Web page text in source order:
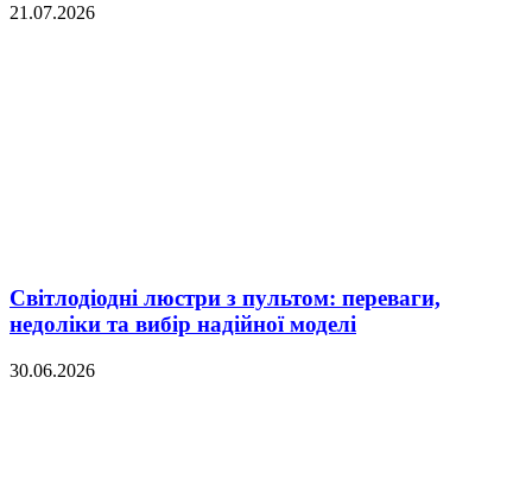
21.07.2026
Світлодіодні люстри з пультом: переваги,
недоліки та вибір надійної моделі
30.06.2026